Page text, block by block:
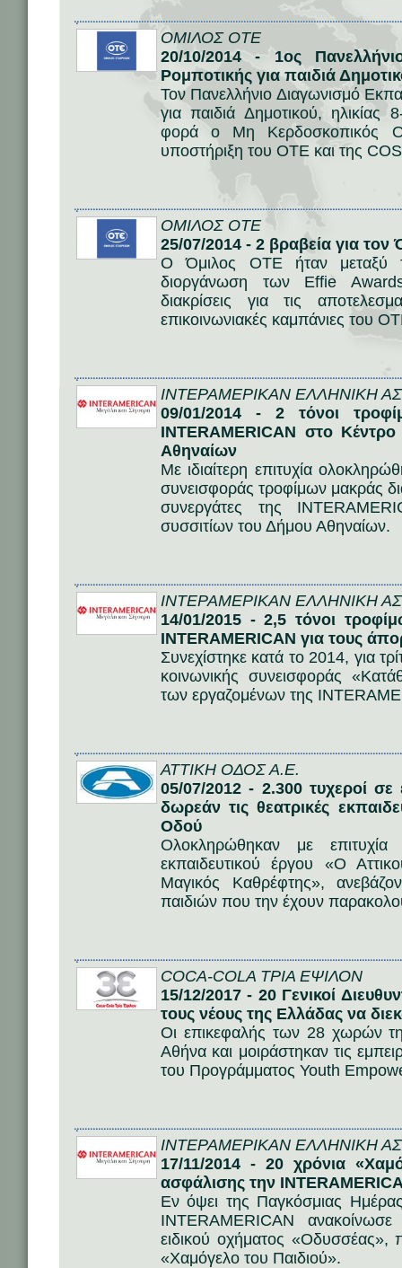
ΟΜΙΛΟΣ ΟΤΕ
20/10/2014 - 1ος
Ρομποτικής για παιδιά
Τον Πανελλήνιο Διαγωνισμό
για παιδιά Δημοτικού,
φορά ο Μη Κερδοσκοπικός
υποστήριξη του ΟΤΕ και της
ΟΜΙΛΟΣ ΟΤΕ
25/07/2014 - 2 βραβεία για
Ο Όμιλος ΟΤΕ ήταν μεταξύ
διοργάνωση των Effie
διακρίσεις για τις
επικοινωνιακές καμπάνιες του
ΙΝΤΕΡΑΜΕΡΙΚΑΝ ΕΛΛΗΝΙΚΗ
09/01/2014 - 2 τόνοι
INTERAMERICAN στο
Αθηναίων
Με ιδιαίτερη επιτυχία
συνεισφοράς τροφίμων μακράς
συνεργάτες της
συσσιτίων του Δήμου Αθηναίων.
ΙΝΤΕΡΑΜΕΡΙΚΑΝ ΕΛΛΗΝΙΚΗ
14/01/2015 - 2,5 τόνοι
INTERAMERICAN για τους
Συνεχίστηκε κατά το 2014, για
κοινωνικής συνεισφοράς
των εργαζομένων της
ΑΤΤΙΚΗ ΟΔΟΣ Α.Ε.
05/07/2012 - 2.300 τυχεροί
δωρεάν τις θεατρικές
Οδού
Ολοκληρώθηκαν με επιτυχία
εκπαιδευτικού έργου «Ο
Μαγικός Καθρέφτης»,
παιδιών που την έχουν
COCA-COLA ΤΡΙΑ ΕΨΙΛΟΝ
15/12/2017 - 20 Γενικοί
τους νέους της Ελλάδας να
Οι επικεφαλής των 28 χωρών
Αθήνα και μοιράστηκαν τις
του Προγράμματος Youth
ΙΝΤΕΡΑΜΕΡΙΚΑΝ ΕΛΛΗΝΙΚΗ
17/11/2014 - 20 χρόνια
ασφάλισης την
Εν όψει της Παγκόσμιας
INTERAMERICAN
ειδικού οχήματος
«Χαμόγελο του Παιδιού».